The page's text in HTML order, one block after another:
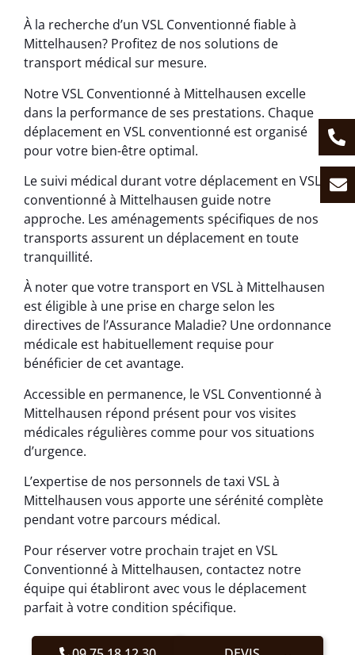
À la recherche d’un VSL Conventionné fiable à
Mittelhausen? Profitez de nos solutions de
transport médical sur mesure.
Notre VSL Conventionné à Mittelhausen excelle
dans la performance de ses prestations. Chaque
déplacement en VSL conventionné est organisé
pour votre bien-être optimal.
Le suivi médical durant votre déplacement en VSL
conventionné à Mittelhausen guide notre
approche. Les aménagements spécifiques de nos
transports assurent un déplacement en toute
tranquillité.
À noter que votre transport en VSL à Mittelhausen
est éligible à une prise en charge selon les
directives de l’Assurance Maladie? Une ordonnance
médicale est habituellement requise pour
bénéficier de cet avantage.
Accessible en permanence, le VSL Conventionné à
Mittelhausen répond présent pour vos visites
médicales régulières comme pour vos situations
d’urgence.
L’expertise de nos personnels de taxi VSL à
Mittelhausen vous apporte une sérénité complète
pendant votre parcours médical.
Pour réserver votre prochain trajet en VSL
Conventionné à Mittelhausen, contactez notre
équipe qui établiront avec vous le déplacement
parfait à votre condition spécifique.